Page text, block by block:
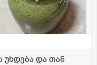
და თან